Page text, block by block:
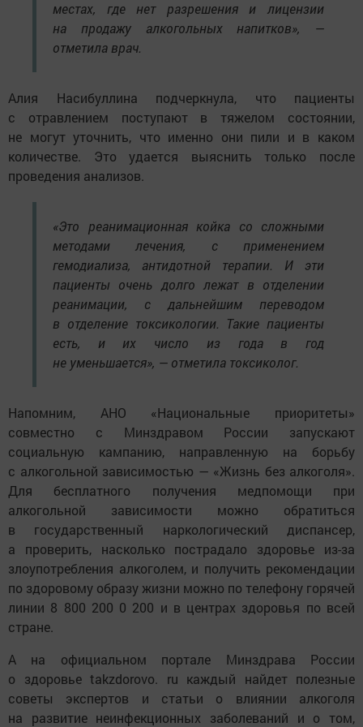
местах, где нет разрешения и лицензии
на продажу алкогольных напитков», —
отметила врач.
Алия Насибуллина подчеркнула, что пациенты
с отравлением поступают в тяжелом состоянии,
не могут уточнить, что именно они пили и в каком
количестве. Это удается выяснить только после
проведения анализов.
«Это реанимационная койка со сложными
методами лечения, с применением
гемодиализа, антидотной терапии. И эти
пациенты очень долго лежат в отделении
реанимации, с дальнейшим переводом
в отделение токсикологии. Такие пациенты
есть, и их число из года в год
не уменьшается», — отметила токсиколог.
Напомним, АНО «Национальные приоритеты»
совместно с Минздравом России запускают
социальную кампанию, направленную на борьбу
с алкогольной зависимостью — «Жизнь без алкоголя».
Для бесплатного получения медпомощи при
алкогольной зависимости можно обратиться
в государственный наркологический диспансер,
а проверить, насколько пострадало здоровье из-за
злоупотребления алкоголем, и получить рекомендации
по здоровому образу жизни можно по телефону горячей
линии 8 800 200 0 200 и в центрах здоровья по всей
стране.
А на официальном портале Минздрава России
о здоровье takzdorovo. ru каждый найдет полезные
советы экспертов и статьи о влиянии алкоголя
на развитие неинфекционных заболеваний и о том,